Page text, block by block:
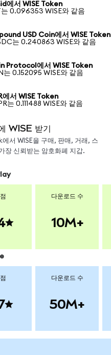
에서 WISE Token
는 0.096353 WISE와 같음
USD Coin에서 WISE Token
는 0.240863 WISE와 같음
Protocol에서 WISE Token
는 0.152095 WISE와 같음
에서 WISE Token
는 0.111488 WISE와 같음
WISE 받기
서 WISE을 구매, 판매, 거래, 스
장 신뢰받는 암호화폐 지갑.
다운로드 수
10M+
다운로드 수
50M+